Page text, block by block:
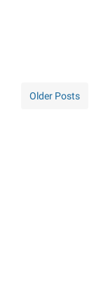
Older Posts